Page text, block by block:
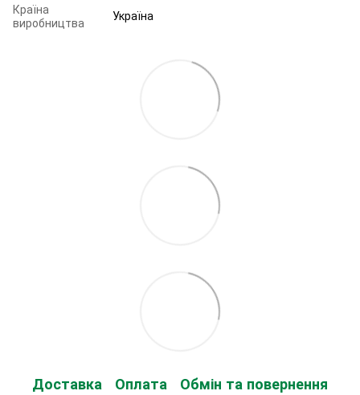
Країна
виробництва
Україна
Доставка Оплата Обмін та повернення